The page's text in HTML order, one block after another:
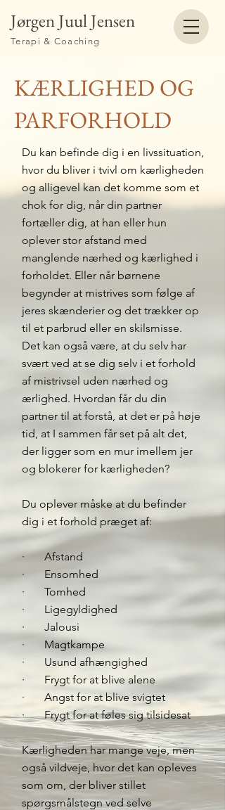
Terapi & Coaching
Jørgen Juul Jensen
KÆRLIGHED OG
PARFORHOLD
Du kan befinde dig i en livssituation,
hvor du bliver i tvivl om kærligheden
og alligevel kan det komme som et
chok for dig, når din partner
fortæller dig, at han eller hun
oplever stor afstand med
manglende nærhed og kærlighed i
forholdet. Eller når børnene
begynder at mistrives som følge af
jeres skænderier og det trækker op
til et parbrud eller en skilsmisse.
Det kan også være, at du selv har
svært ved at se dig selv i et forhold
af mistrivsel uden nærhed og
ærlighed. Hvordan får du din
partner til at forstå, at det er på høje
tid, at I sammen får set på alt det,
der ligger som en mur imellem jer
og blokerer for kærligheden?
Du oplever måske at du befinder
dig i et forhold præget af:
· Afstand
· Ensomhed
· Tomhed
· Ligegyldighed
· Jalousi
· Magtkampe
· Usund afhængighed
· Frygt for at blive alene
· Angst for at blive svigtet
· Frygt for at føles sig tilsidesat
Kærligheden har mange veje, men
også vildveje, hvor det kan opleves
som om, der bliver stillet
spørgsmålstegn ved selve